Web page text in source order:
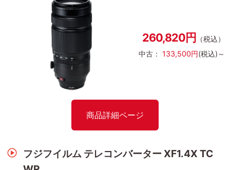
260,820円 （税込）
中古： 133,500円(税込)～
商品詳細ページ
フジフイルム テレコンバーター XF1.4X TC